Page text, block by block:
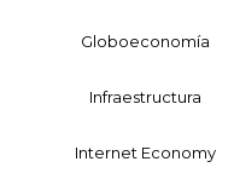
Globoeconomía
Infraestructura
Internet Economy